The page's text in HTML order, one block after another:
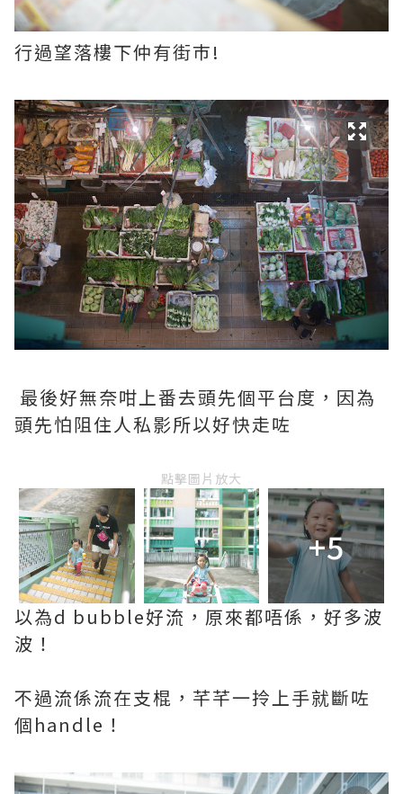
行過望落樓下仲有街巿!
最後好無奈咁上番去頭先個平台度，因為
頭先怕阻住人私影所以好快走咗
點擊圖片放大
+5
以為d bubble好流，原來都唔係，好多波
波！
不過流係流在支棍，芊芊一拎上手就斷咗
個handle！